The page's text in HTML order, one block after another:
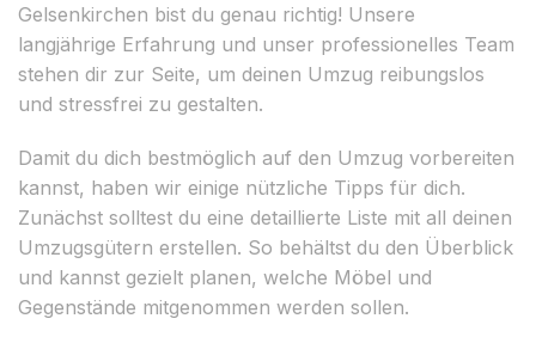
Gelsenkirchen bist du genau richtig! Unsere
langjährige Erfahrung und unser professionelles Team
stehen dir zur Seite, um deinen Umzug reibungslos
und stressfrei zu gestalten.
Damit du dich bestmöglich auf den Umzug vorbereiten
kannst, haben wir einige nützliche Tipps für dich.
Zunächst solltest du eine detaillierte Liste mit all deinen
Umzugsgütern erstellen. So behältst du den Überblick
und kannst gezielt planen, welche Möbel und
Gegenstände mitgenommen werden sollen.